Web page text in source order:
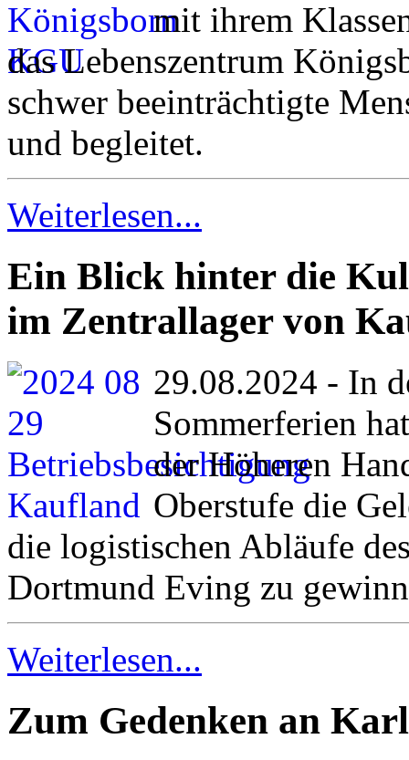
mit ihrem
das Lebenszentrum
schwer beeinträchtigte
und begleitet.
Weiterlesen...
Ein Blick hinter die
im Zentrallager von
29.08.2024 - In
Sommerferien
der Höheren
Oberstufe die
die logistischen Abläufe
Dortmund Eving zu
Weiterlesen...
Zum Gedenken an